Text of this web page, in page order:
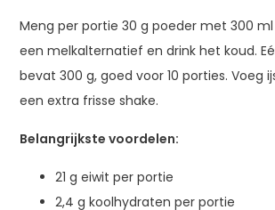
Meng per portie 30 g poeder met 300
een melkalternatief en drink het koud.
bevat 300 g, goed voor 10 porties. Voeg
een extra frisse shake.
Belangrijkste voordelen:
21 g eiwit per portie
2,4 g koolhydraten per portie